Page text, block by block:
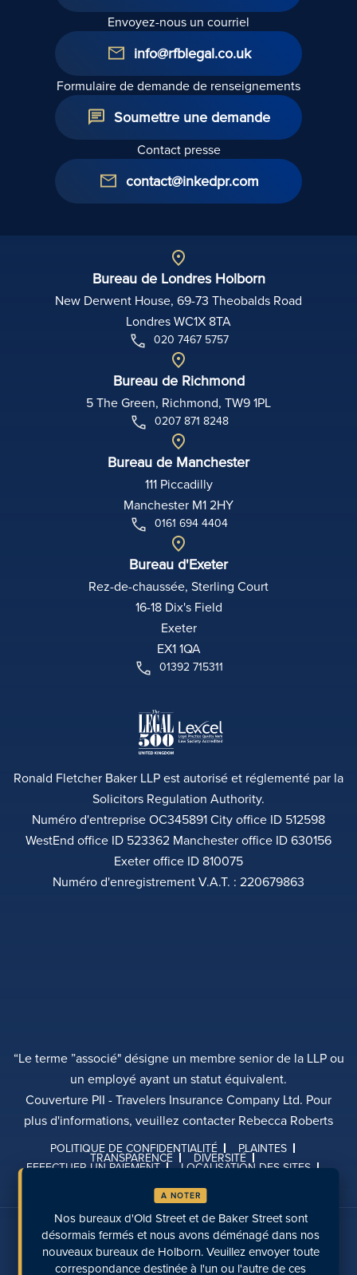
Envoyez-nous un courriel
info@rfblegal.co.uk
Formulaire de demande de renseignements
Soumettre une demande
Contact presse
contact@inkedpr.com
Bureau de Londres Holborn
New Derwent House, 69-73 Theobalds Road
Londres WC1X 8TA
020 7467 5757
Bureau de Richmond
5 The Green, Richmond, TW9 1PL
0207 871 8248
Bureau de Manchester
111 Piccadilly
Manchester M1 2HY
0161 694 4404
Bureau d'Exeter
Rez-de-chaussée, Sterling Court
16-18 Dix's Field
Exeter
EX1 1QA
01392 715311
Ronald Fletcher Baker LLP est autorisé et réglementé par la
Solicitors Regulation Authority.
Numéro d'entreprise OC345891 City office ID 512598
WestEnd office ID 523362 Manchester office ID 630156
Exeter office ID 810075
Numéro d'enregistrement V.A.T. : 220679863
“Le terme ”associé" désigne un membre senior de la LLP ou
un employé ayant un statut équivalent.
Couverture PII - Travelers Insurance Company Ltd. Pour
plus d'informations, veuillez contacter Rebecca Roberts
POLITIQUE DE CONFIDENTIALITÉ PLAINTES
TRANSPARENCE DIVERSITÉ
EFFECTUER UN PAIEMENT LOCALISATION DES SITES
Parlez-nous sur les médias sociaux
A NOTER
Nos bureaux d'Old Street et de Baker Street sont
désormais fermés et nous avons déménagé dans nos
nouveaux bureaux de Holborn. Veuillez envoyer toute
correspondance destinée à l'un ou l'autre de ces